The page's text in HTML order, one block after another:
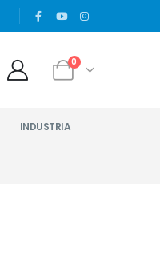
|
0
INDUSTRIA